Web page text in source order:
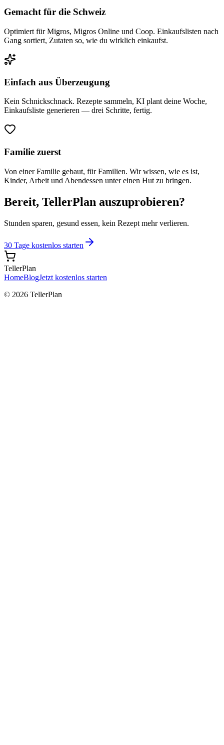
Gemacht für die Schweiz
Optimiert für Migros, Migros Online und Coop. Einkaufslisten nach
Gang sortiert, Zutaten so, wie du wirklich einkaufst.
Einfach aus Überzeugung
Kein Schnickschnack. Rezepte sammeln, KI plant deine Woche,
Einkaufsliste generieren — drei Schritte, fertig.
Familie zuerst
Von einer Familie gebaut, für Familien. Wir wissen, wie es ist,
Kinder, Arbeit und Abendessen unter einen Hut zu bringen.
Bereit, TellerPlan auszuprobieren?
Stunden sparen, gesund essen, kein Rezept mehr verlieren.
30 Tage kostenlos starten
TellerPlan
HomeBlogJetzt kostenlos starten
© 2026 TellerPlan